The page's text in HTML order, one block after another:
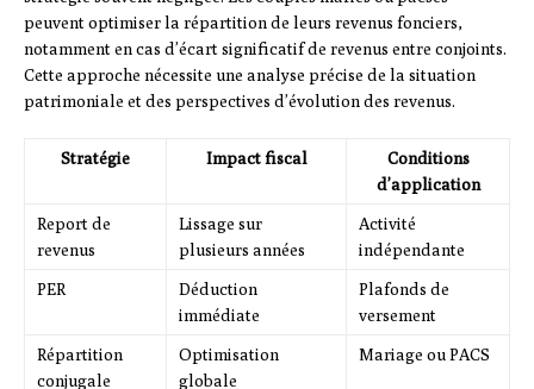
peuvent optimiser la répartition de leurs revenus fonciers,
notamment en cas d’écart significatif de revenus entre conjoints.
Cette approche nécessite une analyse précise de la situation
patrimoniale et des perspectives d’évolution des revenus.
Stratégie Impact fiscal
Conditions
d’application
Report de
revenus
Lissage sur
plusieurs années
Activité
indépendante
PER
Déduction
immédiate
Plafonds de
versement
Répartition
conjugale
Optimisation
globale
Mariage ou PACS